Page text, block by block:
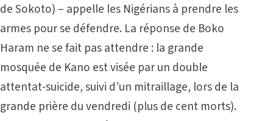
de Sokoto) – appelle les Nigérians à prendre les
armes pour se défendre. La réponse de Boko
Haram ne se fait pas attendre : la grande
mosquée de Kano est visée par un double
attentat-suicide, suivi d’un mitraillage, lors de la
grande prière du vendredi (plus de cent morts).